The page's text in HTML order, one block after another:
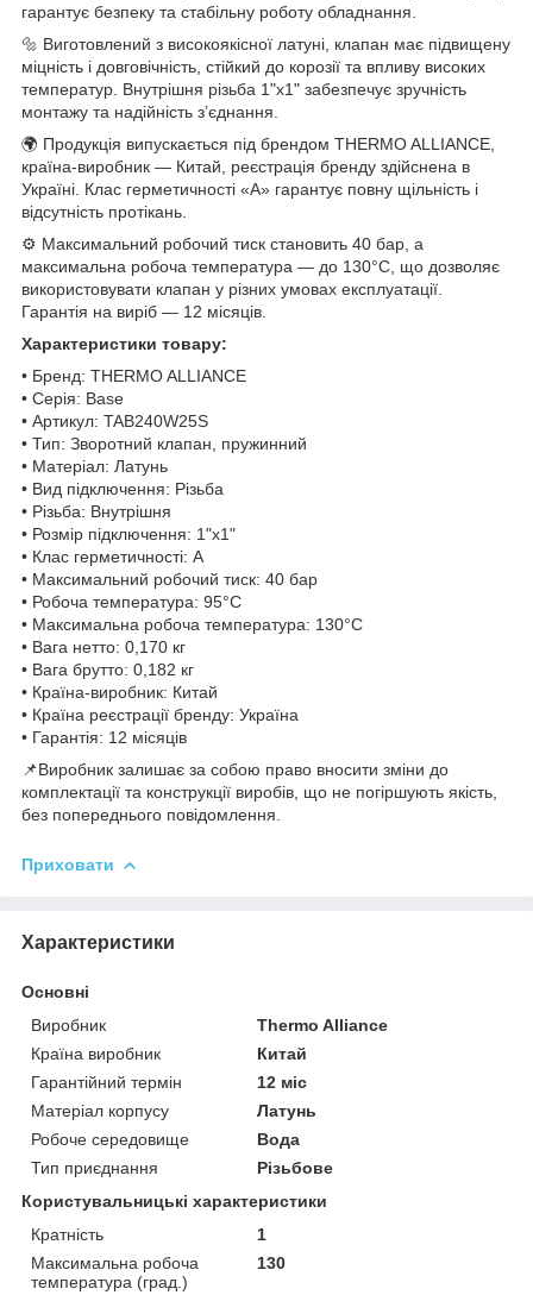
гарантує безпеку та стабільну роботу обладнання.
🔩 Виготовлений з високоякісної латуні, клапан має підвищену
міцність і довговічність, стійкий до корозії та впливу високих
температур. Внутрішня різьба 1"x1" забезпечує зручність
монтажу та надійність з’єднання.
🌍 Продукція випускається під брендом THERMO ALLIANCE,
країна-виробник — Китай, реєстрація бренду здійснена в
Україні. Клас герметичності «А» гарантує повну щільність і
відсутність протікань.
⚙️ Максимальний робочий тиск становить 40 бар, а
максимальна робоча температура — до 130°C, що дозволяє
використовувати клапан у різних умовах експлуатації.
Гарантія на виріб — 12 місяців.
Характеристики товару:
• Бренд: THERMO ALLIANCE
• Серія: Base
• Артикул: TAB240W25S
• Тип: Зворотний клапан, пружинний
• Матеріал: Латунь
• Вид підключення: Різьба
• Різьба: Внутрішня
• Розмір підключення: 1"x1"
• Клас герметичності: А
• Максимальний робочий тиск: 40 бар
• Робоча температура: 95°C
• Максимальна робоча температура: 130°C
• Вага нетто: 0,170 кг
• Вага брутто: 0,182 кг
• Країна-виробник: Китай
• Країна реєстрації бренду: Україна
• Гарантія: 12 місяців
📌Виробник залишає за собою право вносити зміни до
комплектації та конструкції виробів, що не погіршують якість,
без попереднього повідомлення.
Приховати
Характеристики
Основні
Виробник
Thermo Alliance
Країна виробник
Китай
Гарантійний термін
12 міс
Матеріал корпусу
Латунь
Робоче середовище
Вода
Тип приєднання
Різьбове
Користувальницькі характеристики
Кратність
1
Максимальна робоча
температура (град.)
130